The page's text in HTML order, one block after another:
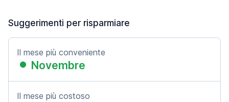
Suggerimenti per risparmiare
Il mese più conveniente
Novembre
Il mese più costoso